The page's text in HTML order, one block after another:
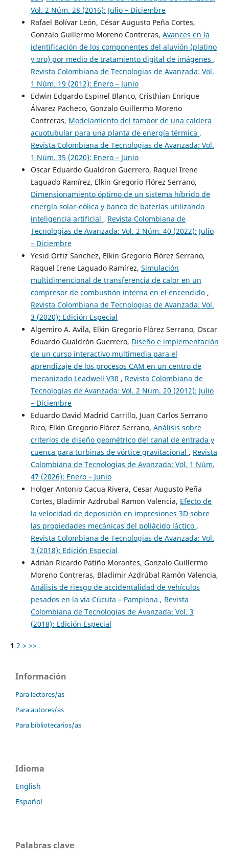
Vol. 2 Núm. 28 (2016): Julio – Diciembre
Rafael Bolívar León, César Augusto Peña Cortes,
Gonzalo Guillermo Moreno Contreras, Avances en la
identificación de los componentes del aluvión (platino
y oro) por medio de tratamiento digital de imágenes ,
Revista Colombiana de Tecnologias de Avanzada: Vol.
1 Núm. 19 (2012): Enero – Junio
Edwin Edgardo Espinel Blanco, Cristhian Enrique
Álvarez Pacheco, Gonzalo Guillermo Moreno
Contreras, Modelamiento del tambor de una caldera
acuotubular para una planta de energía térmica ,
Revista Colombiana de Tecnologias de Avanzada: Vol.
1 Núm. 35 (2020): Enero – Junio
Oscar Eduardo Gualdron Guerrero, Raquel Irene
Laguado Ramírez, Elkin Gregorio Flórez Serrano,
Dimensionamiento óptimo de un sistema híbrido de
energía solar-eólica y banco de baterías utilizando
inteligencia artificial , Revista Colombiana de
Tecnologias de Avanzada: Vol. 2 Núm. 40 (2022): Julio
– Diciembre
Yesid Ortiz Sanchez, Elkin Gregorio Flórez Serrano,
Raquel Irene Laguado Ramírez, Simulación
multidimencional de transferencia de calor en un
compresor de combustión interna en el encendido ,
Revista Colombiana de Tecnologias de Avanzada: Vol.
3 (2020): Edición Especial
Algemiro A. Avila, Elkin Gregorio Flórez Serrano, Oscar
Eduardo Gualdrón Guerrero, Diseño e implementación
de un curso interactivo multimedia para el
aprendizaje de los procesos CAM en un centro de
mecanizado Leadwell V30 , Revista Colombiana de
Tecnologias de Avanzada: Vol. 2 Núm. 20 (2012): Julio
– Diciembre
Eduardo David Madrid Carrillo, Juan Carlos Serrano
Rico, Elkin Gregorio Flórez Serrano, Análisis sobre
criterios de diseño geométrico del canal de entrada y
cuenca para turbinas de vórtice gravitacional , Revista
Colombiana de Tecnologias de Avanzada: Vol. 1 Núm.
47 (2026): Enero – Junio
Holger Antonio Cacua Rivera, Cesar Augusto Peña
Cortes, Bladimir Azdrubal Ramon Valencia, Efecto de
la velocidad de deposición en impresiones 3D sobre
las propiedades mecánicas del poliácido láctico ,
Revista Colombiana de Tecnologias de Avanzada: Vol.
3 (2018): Edición Especial
Adrián Ricardo Patiño Morantes, Gonzalo Guillermo
Moreno Contreras, Bladimir Azdrúbal Ramón Valencia,
Análisis de riesgo de accidentalidad de vehículos
pesados en la vía Cúcuta – Pamplona , Revista
Colombiana de Tecnologias de Avanzada: Vol. 3
(2018): Edición Especial
1 2 > >>
Información
Para lectores/as
Para autores/as
Para bibliotecarios/as
Idioma
English
Español
Palabras clave